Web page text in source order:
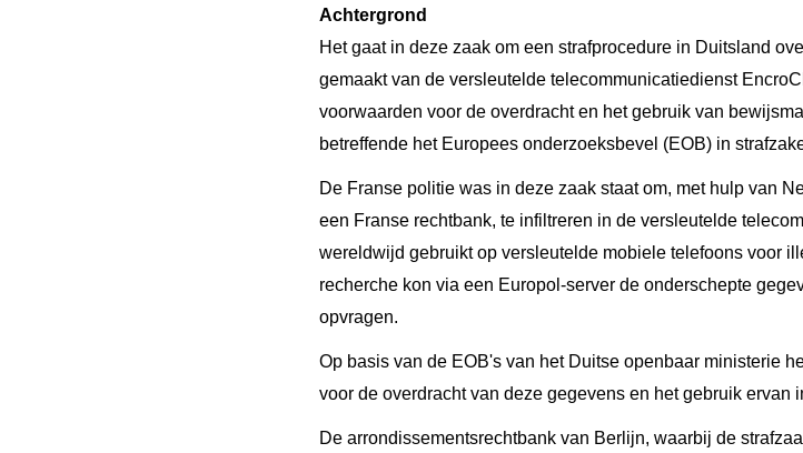
Achtergrond
Het gaat in deze zaak om een strafprocedure in Duitsland
gemaakt van de versleutelde telecommunicatiedienst
voorwaarden voor de overdracht en het gebruik van
betreffende het Europees onderzoeksbevel (EOB) in
De Franse politie was in deze zaak staat om, met hulp van
een Franse rechtbank, te infiltreren in de versleutelde
wereldwijd gebruikt op versleutelde mobiele telefoons voor
recherche kon via een Europol-server de onderschepte
opvragen.
Op basis van de EOB's van het Duitse openbaar ministerie
voor de overdracht van deze gegevens en het gebruik ervan
De arrondissementsrechtbank van Berlijn, waarbij de